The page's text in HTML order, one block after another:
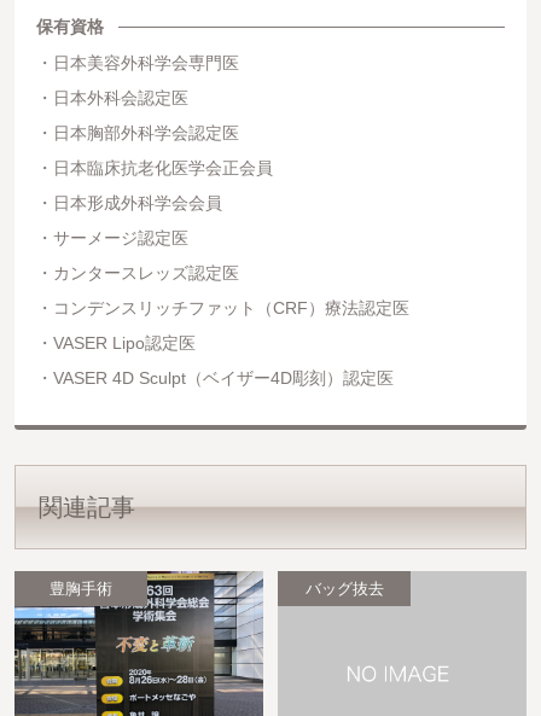
保有資格
日本美容外科学会専門医
日本外科会認定医
日本胸部外科学会認定医
日本臨床抗老化医学会正会員
日本形成外科学会会員
サーメージ認定医
カンタースレッズ認定医
コンデンスリッチファット（CRF）療法認定医
VASER Lipo認定医
VASER 4D Sculpt（ベイザー4D彫刻）認定医
関連記事
豊胸手術 バッグ抜去